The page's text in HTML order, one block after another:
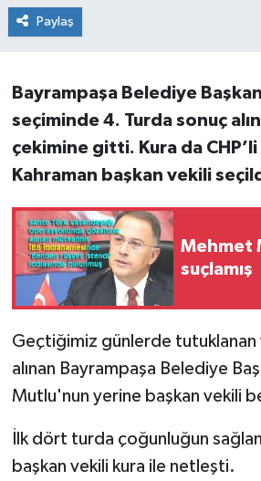
Paylaş
Bayrampaşa Belediye
seçiminde 4. Turda sonuç
çekimine gitti. Kura da
Kahraman başkan vekili
Mehmet
suçlamış
Geçtiğimiz günlerde
alınan Bayrampaşa Belediye
Mutlu'nun yerine başkan vekili
İlk dört turda çoğunluğun
başkan vekili kura ile netleşti.